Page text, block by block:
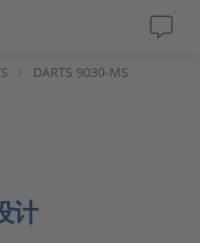
DARTS 9030-MS
计